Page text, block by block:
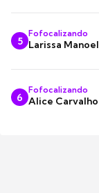
5
Fofocalizando
Larissa
6
Fofocalizando
Alice